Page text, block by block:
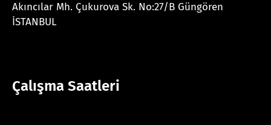
Akıncılar Mh. Çukurova Sk. No:27/B Güngören
İSTANBUL
Çalışma Saatleri